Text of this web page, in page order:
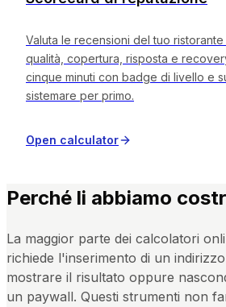
Valuta le recensioni del tuo
qualità, copertura, risposta e
cinque minuti con badge di livello e
sistemare per primo.
Open calculator
Perché li abbiamo
La maggior parte dei calcolatori
richiede l'inserimento di un
mostrare il risultato oppure
un paywall. Questi strumenti non